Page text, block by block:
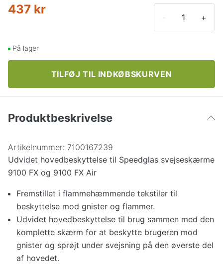
437 kr
+
På lager
TILFØJ TIL INDKØBSKURVEN
Produktbeskrivelse
Artikelnummer: 7100167239
Udvidet hovedbeskyttelse til Speedglas svejseskærme
9100 FX og 9100 FX Air
Fremstillet i flammehæmmende tekstiler til
beskyttelse mod gnister og flammer.
Udvidet hovedbeskyttelse til brug sammen med den
komplette skærm for at beskytte brugeren mod
gnister og sprøjt under svejsning på den øverste del
af hovedet.